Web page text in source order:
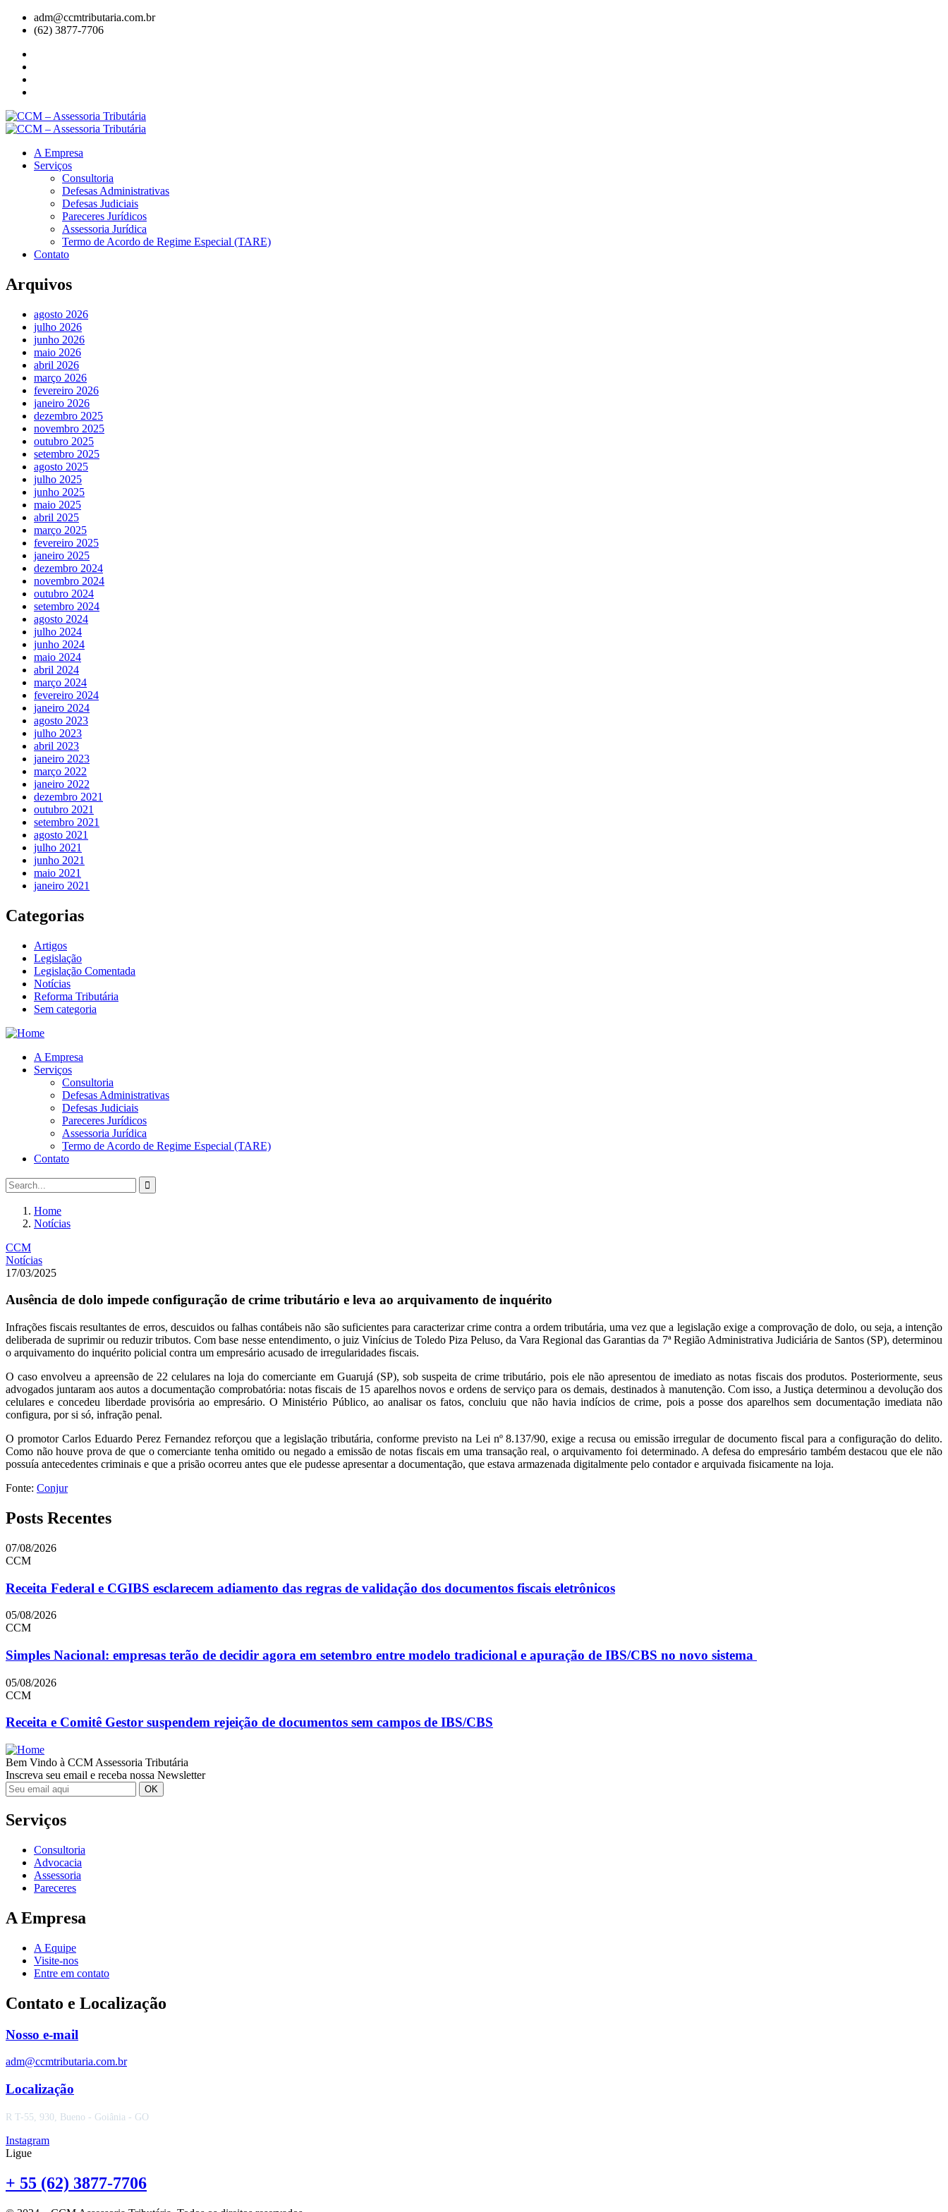
adm@ccmtributaria.com.br
(62) 3877-7706
A Empresa
Serviços
Consultoria
Defesas Administrativas
Defesas Judiciais
Pareceres Jurídicos
Assessoria Jurídica
Termo de Acordo de Regime Especial (TARE)
Contato
Arquivos
agosto 2026
julho 2026
junho 2026
maio 2026
abril 2026
março 2026
fevereiro 2026
janeiro 2026
dezembro 2025
novembro 2025
outubro 2025
setembro 2025
agosto 2025
julho 2025
junho 2025
maio 2025
abril 2025
março 2025
fevereiro 2025
janeiro 2025
dezembro 2024
novembro 2024
outubro 2024
setembro 2024
agosto 2024
julho 2024
junho 2024
maio 2024
abril 2024
março 2024
fevereiro 2024
janeiro 2024
agosto 2023
julho 2023
abril 2023
janeiro 2023
março 2022
janeiro 2022
dezembro 2021
outubro 2021
setembro 2021
agosto 2021
julho 2021
junho 2021
maio 2021
janeiro 2021
Categorias
Artigos
Legislação
Legislação Comentada
Notícias
Reforma Tributária
Sem categoria
A Empresa
Serviços
Consultoria
Defesas Administrativas
Defesas Judiciais
Pareceres Jurídicos
Assessoria Jurídica
Termo de Acordo de Regime Especial (TARE)
Contato
Home
Notícias
CCM
Notícias
17/03/2025
Ausência de dolo impede configuração de crime tributário e leva ao arquivamento de inquérito
Infrações fiscais resultantes de erros, descuidos ou falhas contábeis não são suficientes para caracterizar crime contra a ordem tributária, uma vez que a legislação exige a comprovação de dolo, ou seja, a intenção
deliberada de suprimir ou reduzir tributos. Com base nesse entendimento, o juiz Vinícius de Toledo Piza Peluso, da Vara Regional das Garantias da 7ª Região Administrativa Judiciária de Santos (SP), determinou
o arquivamento do inquérito policial contra um empresário acusado de irregularidades fiscais.
O caso envolveu a apreensão de 22 celulares na loja do comerciante em Guarujá (SP), sob suspeita de crime tributário, pois ele não apresentou de imediato as notas fiscais dos produtos. Posteriormente, seus
advogados juntaram aos autos a documentação comprobatória: notas fiscais de 15 aparelhos novos e ordens de serviço para os demais, destinados à manutenção. Com isso, a Justiça determinou a devolução dos
celulares e concedeu liberdade provisória ao empresário. O Ministério Público, ao analisar os fatos, concluiu que não havia indícios de crime, pois a posse dos aparelhos sem documentação imediata não
configura, por si só, infração penal.
O promotor Carlos Eduardo Perez Fernandez reforçou que a legislação tributária, conforme previsto na Lei nº 8.137/90, exige a recusa ou emissão irregular de documento fiscal para a configuração do delito.
Como não houve prova de que o comerciante tenha omitido ou negado a emissão de notas fiscais em uma transação real, o arquivamento foi determinado. A defesa do empresário também destacou que ele não
possuía antecedentes criminais e que a prisão ocorreu antes que ele pudesse apresentar a documentação, que estava armazenada digitalmente pelo contador e arquivada fisicamente na loja.
Fonte: Conjur
Posts Recentes
07/08/2026
CCM
Receita Federal e CGIBS esclarecem adiamento das regras de validação dos documentos fiscais eletrônicos
05/08/2026
CCM
Simples Nacional: empresas terão de decidir agora em setembro entre modelo tradicional e apuração de IBS/CBS no novo sistema
05/08/2026
CCM
Receita e Comitê Gestor suspendem rejeição de documentos sem campos de IBS/CBS
Bem Vindo à CCM Assessoria Tributária
Inscreva seu email e receba nossa Newsletter
Serviços
Consultoria
Advocacia
Assessoria
Pareceres
A Empresa
A Equipe
Visite-nos
Entre em contato
Contato e Localização
Nosso e-mail
adm@ccmtributaria.com.br
Localização
R T-55, 930, Bueno - Goiânia - GO
Instagram
Ligue
+ 55 (62) 3877-7706